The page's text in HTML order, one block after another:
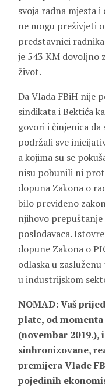
svoja radna mjesta
ne mogu preživjeti
predstavnici
je 543 KM dovoljno
život.
Da Vlada FBiH nije
sindikata i Bektića
govori i činjenica
podržali sve
a kojima su se
nisu pobunili ni
dopuna Zakona o
bilo previđeno
njihovo
poslodavaca.
dopune Zakona o
odlaska u
u industrijskom
NOMAD: Vaš
plate, od
(novembar 2019.),
sinhronizovane,
premijera Vlade
pojedinih